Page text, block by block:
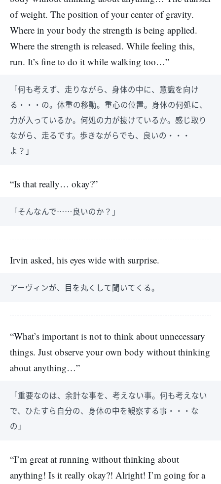
of weight. The position of your center of gravity.
Where in your body the strength is being applied.
Where the strength is released. While feeling this,
run. It’s fine to do it while walking too…”
「何も考えず、走りながら、身体の中に、意識を向け
る・・・の。体重の移動。重心の位置。身体の何処に、
力が入っているか。何処の力が抜けているか。感じ取り
ながら、走るです。歩きながらでも、良いの・・・
よ？」
“Is that really… okay?”
「そんなんで……良いのか？」
Irvin asked, his eyes wide with surprise.
アーヴィンが、目を丸くして聞いてくる。
“What’s important is not to think about unnecessary
things. Just observe your own body without thinking
about anything…”
「重要なのは、余計な事を、考えない事。何も考えない
で、ひたすら自分の、身体の中を観察する事・・・な
の」
“I’m great at running without thinking about
anything! Is it really okay?! Alright! I’m going for a